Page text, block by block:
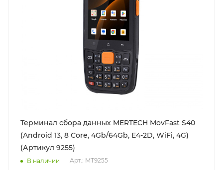
Терминал сбора данных MERTECH MovFast S40
(Android 13, 8 Core, 4Gb/64Gb, E4-2D, WiFi, 4G)
(Артикул 9255)
В наличии Арт.: MT9255